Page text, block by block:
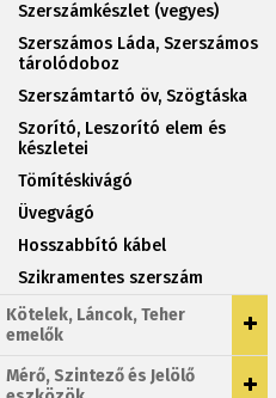
Szerszámkészlet (vegyes)
Szerszámos Láda, Szerszámos
tárolódoboz
Szerszámtartó öv, Szögtáska
Szorító, Leszorító elem és
készletei
Tömítéskivágó
Üvegvágó
Hosszabbító kábel
Szikramentes szerszám
Kötelek, Láncok, Teher
emelők
Mérő, Szintező és Jelölő